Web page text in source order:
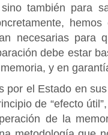
también para
necesarias para
debe estar
y en
por el Estado en
de “efecto
de la